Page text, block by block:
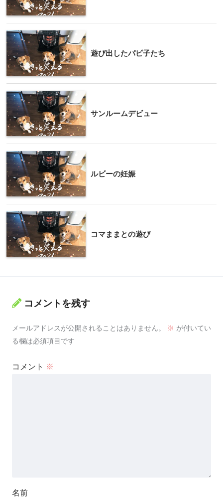
遊び出したパピ子たち
サンルームデビュー
ルビーの妊娠
コマままとの遊び
コメントを残す
メールアドレスが公開されることはありません。 ※ が付いてい
る欄は必須項目です
コメント ※
名前